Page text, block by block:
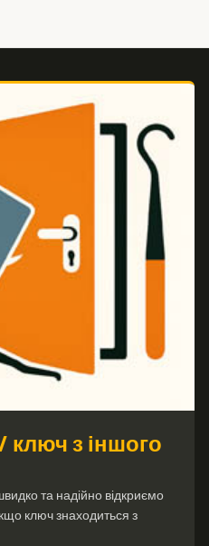
ключ з іншого
та надійно відкриємо
ключ знаходиться з